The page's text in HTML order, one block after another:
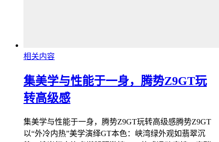
相关内容
集美学与性能于一身，腾势Z9GT玩
转高级感
集美学与性能于一身，腾势Z9GT玩转高级感腾势Z9GT
以“外冷内热”美学演绎GT本色：峡湾绿外观如翡翠沉